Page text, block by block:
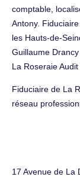
comptable,
Antony.
les Hauts-de-
Guillaume
La Roseraie
Fiduciaire de La
réseau
17 Avenue de La